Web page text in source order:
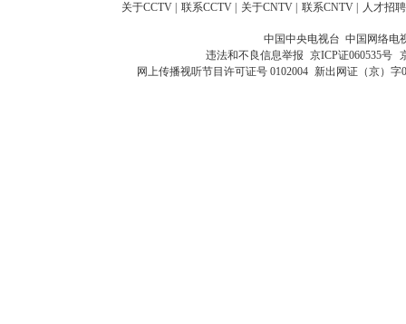
关于CCTV 联系CCTV 关于CNTV 联系CNTV 人才招聘
中国中央电视台 中国网络电
违法和不良信息举报 京ICP证060535号
网上传播视听节目许可证号 0102004 新出网证（京）